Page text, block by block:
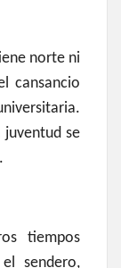
norte ni
cansancio
juventud se
tiempos
sendero,